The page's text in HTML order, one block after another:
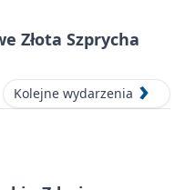
Złota Szprycha
Kolejne wydarzenia